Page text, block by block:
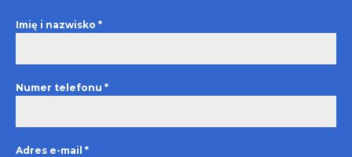
Imię i nazwisko *
Numer telefonu *
Adres e-mail *